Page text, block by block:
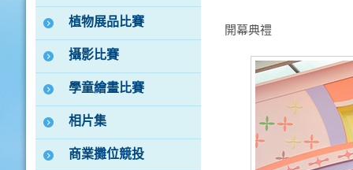
植物展品比賽
攝影比賽
學童繪畫比賽
相片集
商業攤位競投
開幕典禮